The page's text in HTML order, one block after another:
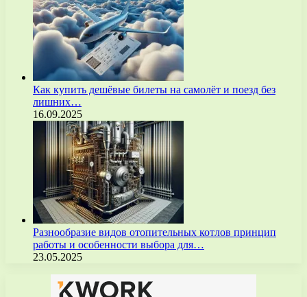
Как купить дешёвые билеты на самолёт и поезд без
лишних…
16.09.2025
Разнообразие видов отопительных котлов принцип
работы и особенности выбора для…
23.05.2025